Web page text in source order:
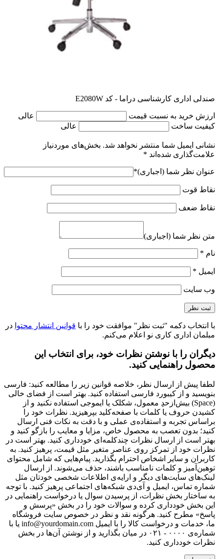
صندلی اداری کارشناسی دراما - کد E2080W
ارزش خرید به نسبت قیمت
عالی
کیفیت ساخت
عالی
نشانی ایمیل شما منتشر نخواهد شد. بخش‌های موردنیاز
علامت‌گذاری شده‌اند *
عنوان نظر شما (اجباری)*
نقاط قوت
نقاط ضعف
متن نظر شما (اجباری)
نام *
ایمیل *
وب‌ سایت
با انتخاب دکمه "ثبت نظر" موافقت خود را با قوانین انتشار محتوا در
مبلمان اداری کاری نو اعلام می‌کنم.
دیگران را با نوشتن نظرات خود، برای انتخاب این
محصول راهنمایی کنید.
لطفا پیش از ارسال نظر، خلاصه قوانین زیر را مطالعه کنید: فارسی
بنویسید و از کیبورد فارسی استفاده کنید. بهتر است از فضای خالی
(Space) بیش‌از‌حدِ معمول، شکلک یا ایموجی استفاده نکنید و از
کشیدن حروف یا کلمات با صفحه‌کلید بپرهیزید. نظرات خود را
براساس تجربه و استفاده‌ی عملی و با دقت به نکات فنی ارسال
کنید؛ بدون تعصب به محصول خاص، مزایا و معایب را بازگو کنید و
بهتر است از ارسال نظرات چندکلمه‌‌ای خودداری کنید. بهتر است در
نظرات خود از تمرکز روی عناصر متغیر مثل قیمت، پرهیز کنید. به
کاربران و سایر اشخاص احترام بگذارید. پیام‌هایی که شامل محتوای
توهین‌آمیز و کلمات نامناسب باشند، حذف می‌شوند. از ارسال
لینک‌های سایت‌های دیگر و ارایه‌ی اطلاعات شخصی خودتان مثل
شماره تماس، ایمیل و آی‌دی شبکه‌های اجتماعی پرهیز کنید. با توجه
به ساختار بخش نظرات، از پرسیدن سوال یا درخواست راهنمایی در
این بخش خودداری کرده و سوالات خود را در بخش «پرسش و
پاسخ» مطرح کنید. هرگونه نقد و نظر در خصوص سایت فروشگاه
ما، خدمات و درخواست کالا را با ایمیل info@yourdomain.com یا با
شماره‌ی ۰۰۰۰ - ۰۲۱ در میان بگذارید و از نوشتن آن‌ها در بخش
نظرات خودداری کنید.